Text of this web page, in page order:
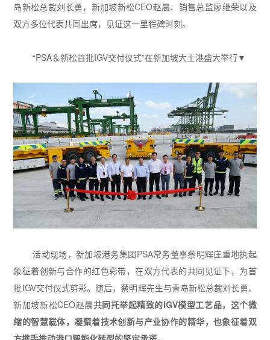
岛新松总裁刘长勇，新加坡新松CEO赵晨、销售总监廖继荣以及
双方多位代表共同出席，见证这一里程碑时刻。
“PSA＆新松首批IGV交付仪式”在新加坡大士港盛大举行▼
活动现场，新加坡港务集团PSA常务董事蔡明辉庄重地执起
象征着创新与合作的红色彩带，在双方代表的共同见证下，为首
批IGV交付仪式剪彩。随后，蔡明辉先生与青岛新松总裁刘长勇、
新加坡新松CEO赵晨共同托举起精致的IGV模型工艺品，这个微
缩的智慧载体，凝聚着技术创新与产业协作的精华，也象征着双